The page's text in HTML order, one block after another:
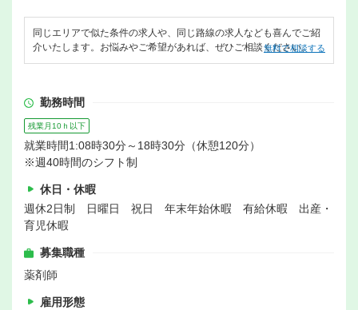
同じエリアで似た条件の求人や、同じ路線の求人なども喜んでご紹
介いたします。お悩みやご希望があれば、ぜひご相談ください。
無料で相談する
勤務時間
残業月10ｈ以下
就業時間1:08時30分～18時30分（休憩120分）
※週40時間のシフト制
休日・休暇
週休2日制 日曜日 祝日 年末年始休暇 有給休暇 出産・
育児休暇
募集職種
薬剤師
雇用形態